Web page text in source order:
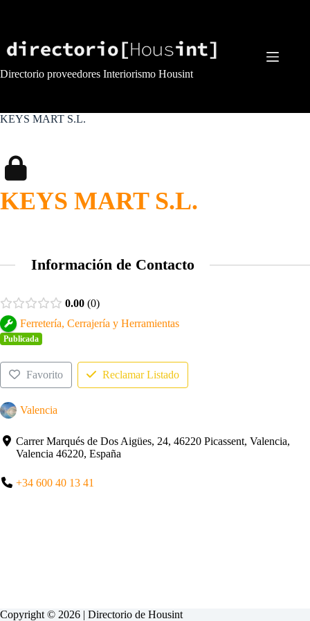
Directorio proveedores Interiorismo Housint
KEYS MART S.L.
KEYS MART S.L.
Información de Contacto
0.00 0
Ferretería, Cerrajería y Herramientas
Publicada
Favorito Reclamar Listado
Valencia
Carrer Marqués de Dos Aigües, 24, 46220 Picassent, Valencia,
Valencia 46220, España
+34 600 40 13 41
Copyright © 2026 | Directorio de Housint